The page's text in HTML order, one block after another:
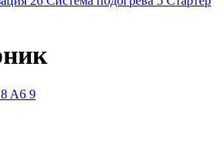
8 A6 9